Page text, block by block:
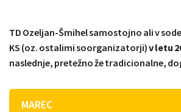
TD Ozeljan-Šmihel samostojno ali v
KS (oz. ostalimi soorganizatorji)v letu
naslednje, pretežno že tradicionalne,
MAREC